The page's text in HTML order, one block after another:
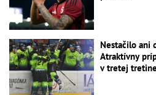
Nestačilo ani
Atraktívny
v tretej tretine